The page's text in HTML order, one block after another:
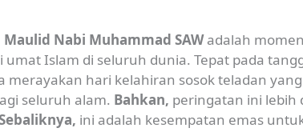
Maulid Nabi Muhammad SAWadalah
umat Islam di seluruh dunia. Tepat pada
merayakan hari kelahiran sosok teladan
seluruh alam. Bahkan, peringatan ini lebih
ini adalah kesempatan emas